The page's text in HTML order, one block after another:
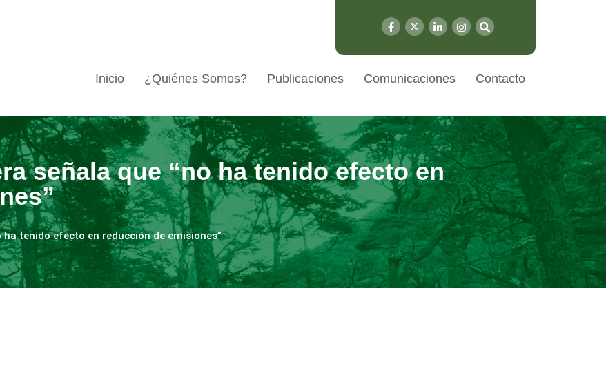
Inicio ¿Quiénes Somos? Publicaciones Comunicaciones Contacto
señala que “no ha tenido efecto en
ha tenido efecto en reducción de emisiones”